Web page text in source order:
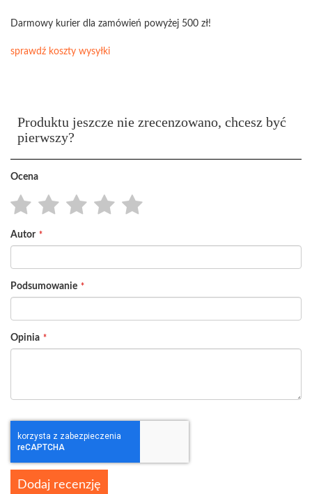
Darmowy kurier dla zamówień powyżej 500 zł!
sprawdź koszty wysyłki
Produktu jeszcze nie zrecenzowano, chcesz być
pierwszy?
Ocena
star
stars
stars
stars
stars
Autor
Podsumowanie
Opinia
Dodaj recenzję